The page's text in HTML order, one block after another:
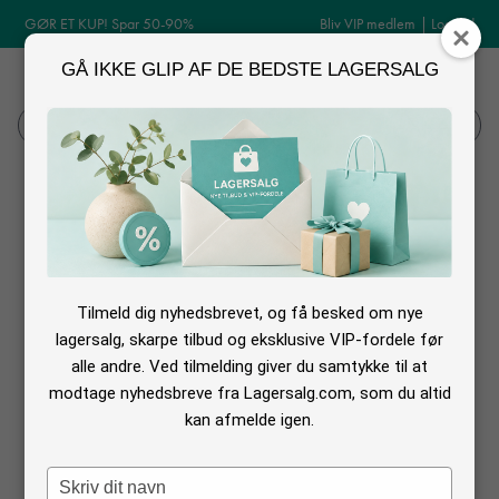
GØR ET KUP! Spar 50-90% Bliv VIP medlem | Log ind
Log ind MENU
Søg
Sofie Schnoor udsalg
GÅ IKKE GLIP AF DE BEDSTE LAGERSALG
Tilmeld dig nyhedsbrevet, og få besked om nye
lagersalg, skarpe tilbud og eksklusive VIP-fordele før
alle andre. Ved tilmelding giver du samtykke til at
modtage nyhedsbreve fra Lagersalg.com, som du altid
kan afmelde igen.
Type